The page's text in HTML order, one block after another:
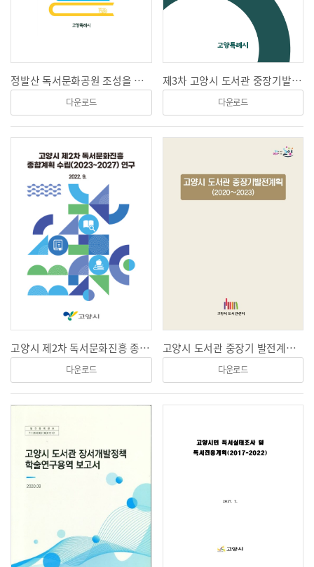
정발산 독서문화공원 조성을 위한 기초연구
다운로드
제3차 고양시 도서관 중장기발전계획(2024~2028) 수립 연구용역 최종보고서
다운로드
고양시 제2차 독서문화진흥 종합계획 수립(2023~2027)연구
다운로드
고양시 도서관 중장기 발전계획(2020~2023)
다운로드